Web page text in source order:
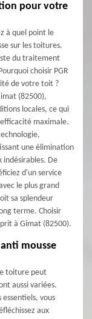
pour votre
à quel point le
sur les toitures.
du traitement
choisir PGR
de votre toit ?
(82500),
locales, ce qui
maximale.
une élimination
indésirables. De
d'un service
le plus grand
sa splendeur
terme. Choisir
à Gimat (82500).
mousse
toiture peut
aussi variées.
vous
aux